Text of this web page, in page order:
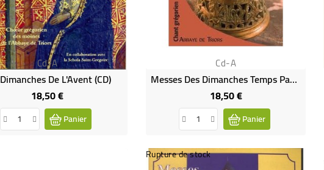
Cd-A
De L'Avent (CD)
18,50 €Prix
Panier
Cd-A
Messes Des Dimanches Temps Pascal I - Chant Grégorien (CD)
18,50 €Prix
Panier
Rupture de stock